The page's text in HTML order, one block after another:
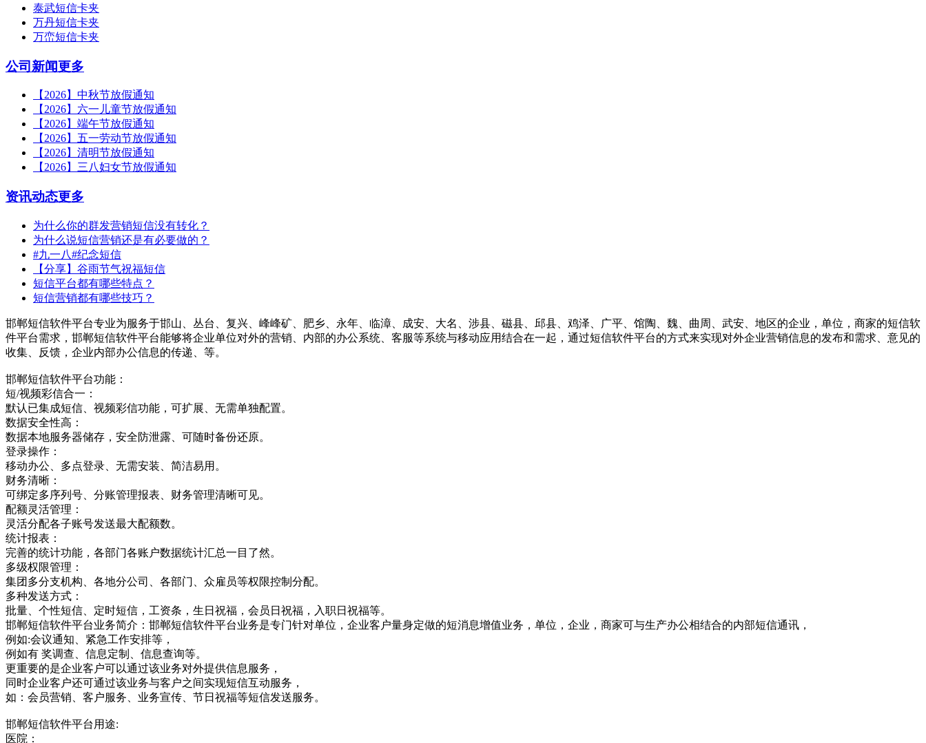
泰武短信卡夹
万丹短信卡夹
万峦短信卡夹
公司新闻更多
【2026】中秋节放假通知
【2026】六一儿童节放假通知
【2026】端午节放假通知
【2026】五一劳动节放假通知
【2026】清明节放假通知
【2026】三八妇女节放假通知
资讯动态更多
为什么你的群发营销短信没有转化？
为什么说短信营销还是有必要做的？
#九一八#纪念短信
【分享】谷雨节气祝福短信
短信平台都有哪些特点？
短信营销都有哪些技巧？
邯郸短信软件平台专业为服务于邯山、丛台、复兴、峰峰矿、肥乡、永年、临漳、成安、大名、涉县、磁县、邱县、鸡泽、广平、馆陶、魏、曲周、武安、地区的企业，单位，商家的短信软
件平台需求，邯郸短信软件平台能够将企业单位对外的营销、内部的办公系统、客服等系统与移动应用结合在一起，通过短信软件平台的方式来实现对外企业营销信息的发布和需求、意见的
收集、反馈，企业内部办公信息的传递、等。
邯郸短信软件平台功能：
短/视频彩信合一：
默认已集成短信、视频彩信功能，可扩展、无需单独配置。
数据安全性高：
数据本地服务器储存，安全防泄露、可随时备份还原。
登录操作：
移动办公、多点登录、无需安装、简洁易用。
财务清晰：
可绑定多序列号、分账管理报表、财务管理清晰可见。
配额灵活管理：
灵活分配各子账号发送最大配额数。
统计报表：
完善的统计功能，各部门各账户数据统计汇总一目了然。
多级权限管理：
集团多分支机构、各地分公司、各部门、众雇员等权限控制分配。
多种发送方式：
批量、个性短信、定时短信，工资条，生日祝福，会员日祝福，入职日祝福等。
邯郸短信软件平台业务简介：邯郸短信软件平台业务是专门针对单位，企业客户量身定做的短消息增值业务，单位，企业，商家可与生产办公相结合的内部短信通讯，
例如:会议通知、紧急工作安排等，
例如有 奖调查、信息定制、信息查询等。
更重要的是企业客户可以通过该业务对外提供信息服务，
同时企业客户还可通过该业务与客户之间实现短信互动服务，
如：会员营销、客户服务、业务宣传、节日祝福等短信发送服务。
邯郸短信软件平台用途:
医院：